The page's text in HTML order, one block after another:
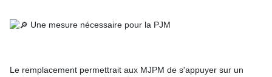
Une mesure nécessaire pour la PJM
Le remplacement permettrait aux MJPM de s'appuyer sur un